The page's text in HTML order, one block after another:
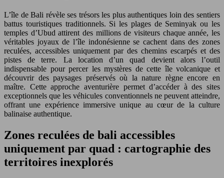
L’île de Bali révèle ses trésors les plus authentiques loin des sentiers
battus touristiques traditionnels. Si les plages de Seminyak ou les
temples d’Ubud attirent des millions de visiteurs chaque année, les
véritables joyaux de l’île indonésienne se cachent dans des zones
reculées, accessibles uniquement par des chemins escarpés et des
pistes de terre. La location d’un quad devient alors l’outil
indispensable pour percer les mystères de cette île volcanique et
découvrir des paysages préservés où la nature règne encore en
maître. Cette approche aventurière permet d’accéder à des sites
exceptionnels que les véhicules conventionnels ne peuvent atteindre,
offrant une expérience immersive unique au cœur de la culture
balinaise authentique.
Zones reculées de bali accessibles
uniquement par quad : cartographie des
territoires inexplorés